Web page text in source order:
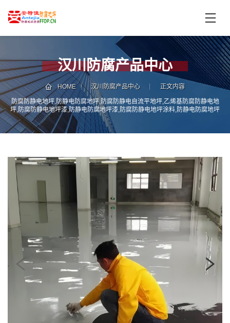
页
中
心
技
术
支
持
服
务
案
联
系
电
话
汉川防腐产品中心
HOME 汉川防腐产品中心 正文内容
防腐防静电地坪,防静电防腐地坪,防腐防静电自流平地坪,乙烯基防腐防静电地
坪,防腐防静电地坪漆,防静电防腐地坪漆,防腐防静电地坪涂料,防静电防腐地坪
涂料,防腐防静电地坪施工,防静电防腐地坪施工